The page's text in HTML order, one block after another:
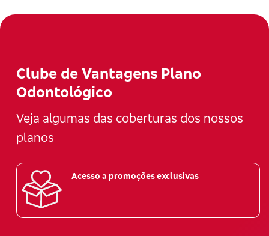
Clube de Vantagens Plano
Odontológico
Veja algumas das coberturas dos nossos
planos
Acesso a promoções exclusivas